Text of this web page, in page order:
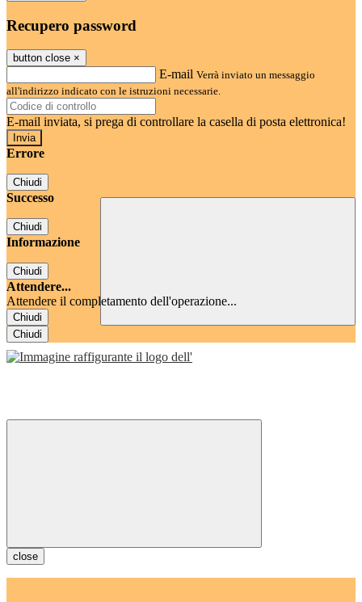
Recupero password
button close ×
E-mail Verrà inviato un messaggio
all'indirizzo indicato con le istruzioni necessarie.
E-mail inviata, si prega di controllare la casella di posta elettronica!
Errore
Chiudi
Successo
Chiudi
Informazione
Chiudi
Attendere...
Attendere il completamento dell'operazione...
Chiudi
Chiudi
close